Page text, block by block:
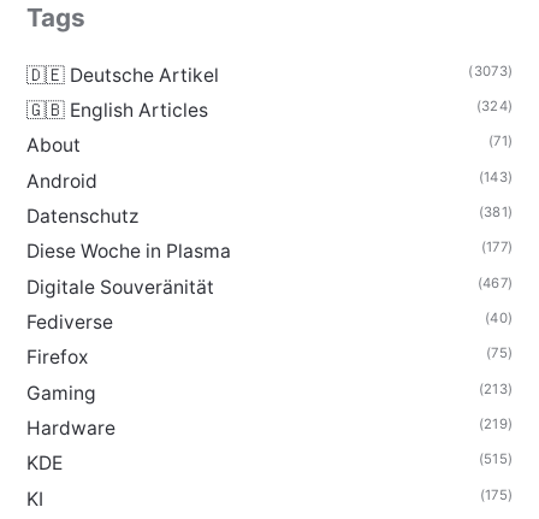
Tags
🇩🇪 Deutsche Artikel (3073)
🇬🇧 English Articles (324)
About (71)
Android (143)
Datenschutz (381)
Diese Woche in Plasma (177)
Digitale Souveränität (467)
Fediverse (40)
Firefox (75)
Gaming (213)
Hardware (219)
KDE (515)
KI (175)